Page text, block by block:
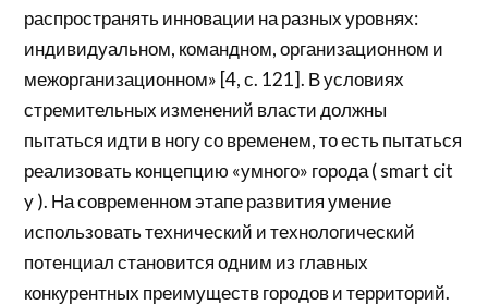
распространять инновации на разных уровнях:
индивидуальном, командном, организационном и
межорганизационном» [4, с. 121]. В условиях
стремительных изменений власти должны
пытаться идти в ногу со временем, то есть пытаться
реализовать концепцию «умного» города ( smart cit
y ). На современном этапе развития умение
использовать технический и технологический
потенциал становится одним из главных
конкурентных преимуществ городов и территорий.